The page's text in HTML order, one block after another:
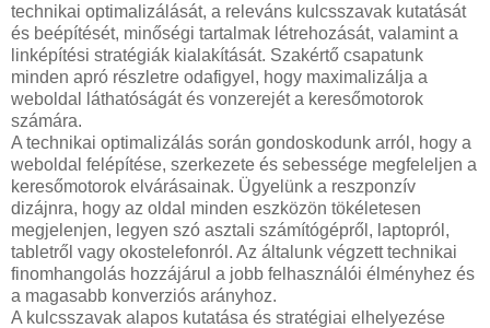
technikai optimalizálását, a releváns kulcsszavak kutatását
és beépítését, minőségi tartalmak létrehozását, valamint a
linképítési stratégiák kialakítását. Szakértő csapatunk
minden apró részletre odafigyel, hogy maximalizálja a
weboldal láthatóságát és vonzerejét a keresőmotorok
számára.
A technikai optimalizálás során gondoskodunk arról, hogy a
weboldal felépítése, szerkezete és sebessége megfeleljen a
keresőmotorok elvárásainak. Ügyelünk a reszponzív
dizájnra, hogy az oldal minden eszközön tökéletesen
megjelenjen, legyen szó asztali számítógépről, laptopról,
tabletről vagy okostelefonról. Az általunk végzett technikai
finomhangolás hozzájárul a jobb felhasználói élményhez és
a magasabb konverziós arányhoz.
A kulcsszavak alapos kutatása és stratégiai elhelyezése